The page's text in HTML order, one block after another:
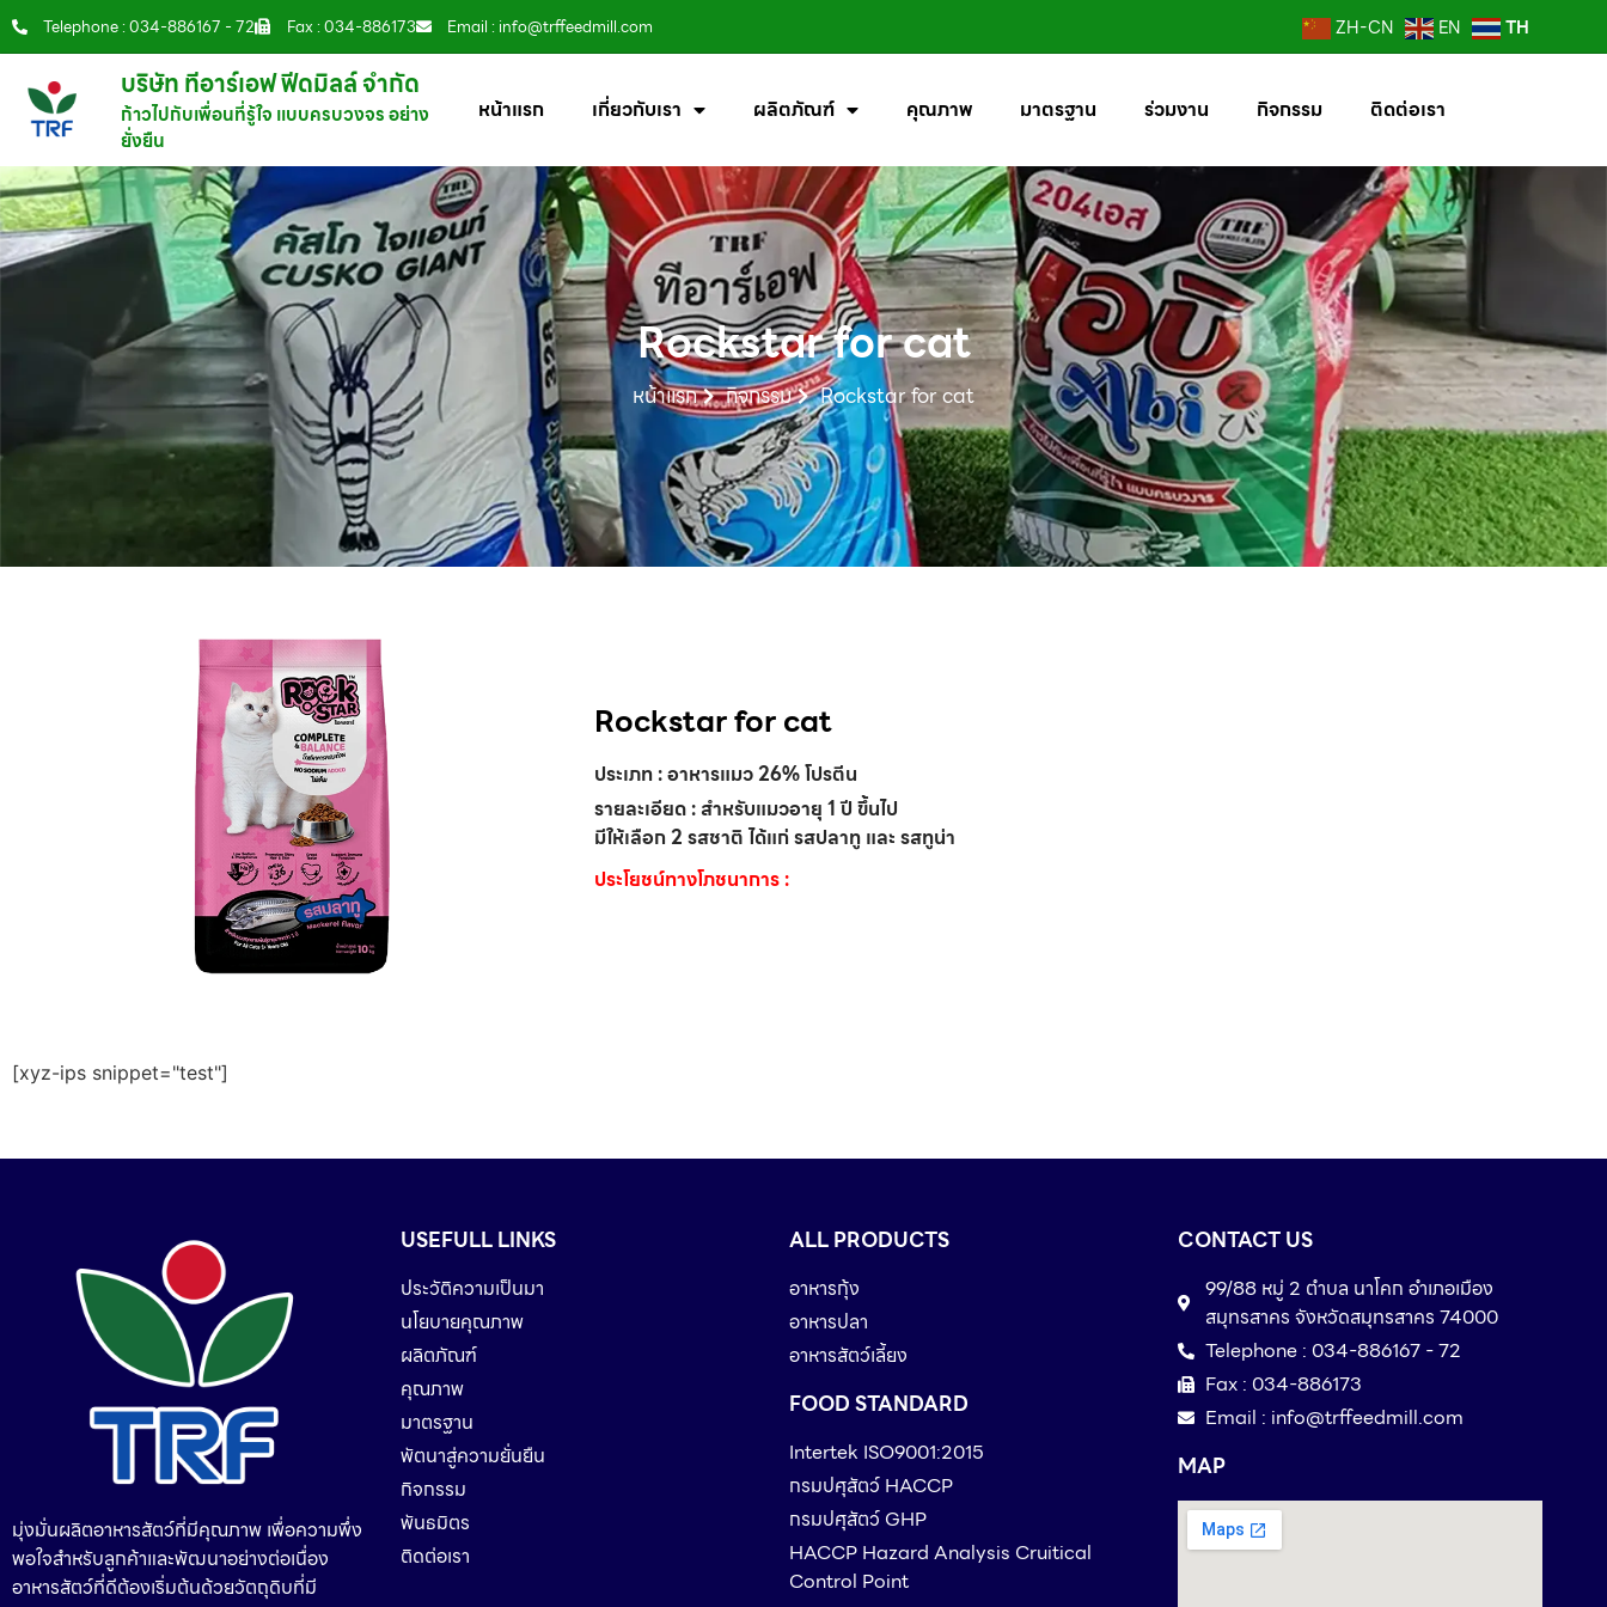
Telephone : 034-886167 - 72 Fax : 034-886173 Email : info@trffeedmill.com ZH-CN EN TH
บริษัท ทีอาร์เอฟ ฟีดมิลล์ จำกัด
ก้าวไปกับเพื่อนที่รู้ใจ แบบครบวงจร อย่าง
ยั่งยืน
หน้าแรก เกี่ยวกับเรา ผลิตภัณฑ์ คุณภาพ มาตรฐาน ร่วมงาน กิจกรรม ติดต่อเรา
Rockstar for cat
หน้าแรก กิจกรรม Rockstar for cat
Rockstar for cat
ประเภท : อาหารแมว 26% โปรตีน
รายละเอียด : สำหรับแมวอายุ 1 ปี ขึ้นไป
มีให้เลือก 2 รสชาติ ได้แก่ รสปลาทู และ รสทูน่า
ประโยชน์ทางโภชนาการ :
[xyz-ips snippet="test"]
มุ่งมั่นผลิตอาหารสัตว์ที่มีคุณภาพ เพื่อความพึ่ง
พอใจสำหรับลูกค้าและพัฒนาอย่างต่อเนื่อง
อาหารสัตว์ที่ดีต้องเริ่มต้นด้วยวัตถุดิบที่มี
USEFULL LINKS
ประวัติความเป็นมา
นโยบายคุณภาพ
ผลิตภัณฑ์
คุณภาพ
มาตรฐาน
พัตนาสู่ความยั่นยืน
กิจกรรม
พันธมิตร
ติดต่อเรา
ALL PRODUCTS
อาหารกุ้ง
อาหารปลา
อาหารสัตว์เลี้ยง
FOOD STANDARD
Intertek ISO9001:2015
กรมปศุสัตว์ HACCP
กรมปศุสัตว์ GHP
HACCP Hazard Analysis Cruitical
Control Point
CONTACT US
99/88 หมู่ 2 ตำบล นาโคก อำเภอเมือง
สมุทรสาคร จังหวัดสมุทรสาคร 74000
Telephone : 034-886167 - 72
Fax : 034-886173
Email : info@trffeedmill.com
MAP